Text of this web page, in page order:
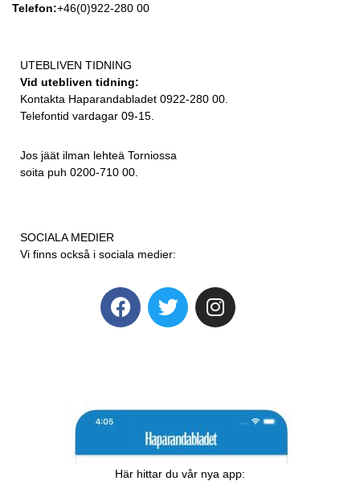
Telefon:+46(0)922-280 00
UTEBLIVEN TIDNING
Vid utebliven tidning:
Kontakta Haparandabladet 0922-280 00.
Telefontid vardagar 09-15.
Jos jäät ilman lehteä Torniossa
soita puh 0200-710 00.
SOCIALA MEDIER
Vi finns också i sociala medier:
Här hittar du vår nya app: